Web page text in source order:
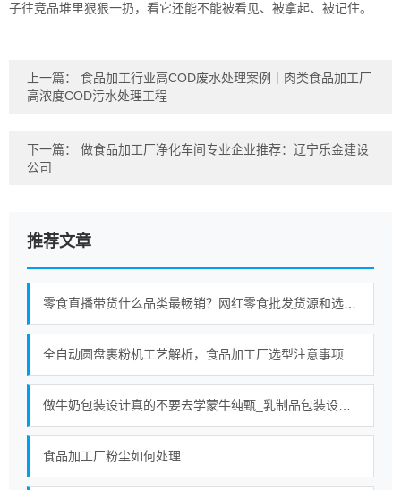
子往竞品堆里狠狠一扔，看它还能不能被看见、被拿起、被记住。
上一篇： 食品加工行业高COD废水处理案例｜肉类食品加工厂
高浓度COD污水处理工程
下一篇： 做食品加工厂净化车间专业企业推荐：辽宁乐金建设
公司
推荐文章
全自动圆盘裹粉机工艺解析，食品加工厂选型注意事项
食品加工厂粉尘如何处理